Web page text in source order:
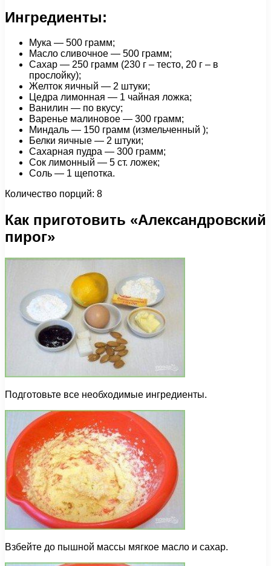
Ингредиенты:
Мука — 500 грамм;
Масло сливочное — 500 грамм;
Сахар — 250 грамм (230 г – тесто, 20 г – в
прослойку);
Желток яичный — 2 штуки;
Цедра лимонная — 1 чайная ложка;
Ванилин — по вкусу;
Варенье малиновое — 300 грамм;
Миндаль — 150 грамм (измельченный );
Белки яичные — 2 штуки;
Сахарная пудра — 300 грамм;
Сок лимонный — 5 ст. ложек;
Соль — 1 щепотка.
Количество порций: 8
Как приготовить «Александровский
пирог»
Подготовьте все необходимые ингредиенты.
Взбейте до пышной массы мягкое масло и сахар.